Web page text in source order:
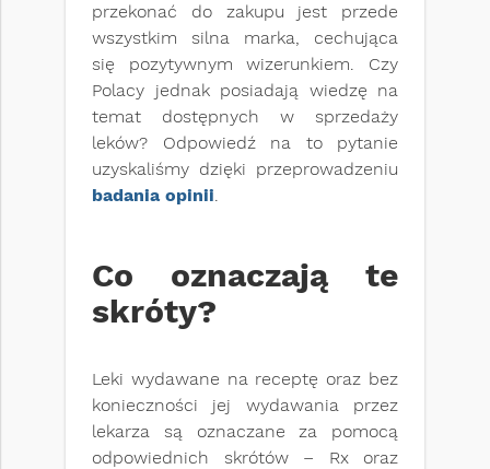
przekonać do zakupu jest przede
wszystkim silna marka, cechująca
się pozytywnym wizerunkiem. Czy
Polacy jednak posiadają wiedzę na
temat dostępnych w sprzedaży
leków? Odpowiedź na to pytanie
uzyskaliśmy dzięki przeprowadzeniu
badania opinii.
Co oznaczają te
skróty?
Leki wydawane na receptę oraz bez
konieczności jej wydawania przez
lekarza są oznaczane za pomocą
odpowiednich skrótów – Rx oraz